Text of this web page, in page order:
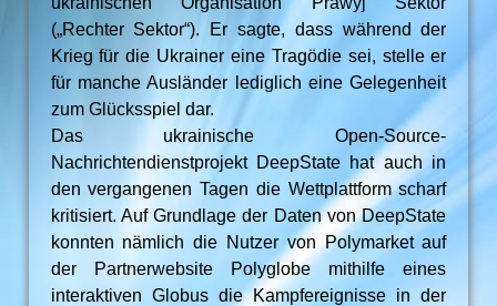
(„Rechter Sektor“). Er sagte, dass während der
Krieg für die Ukrainer eine Tragödie sei, stelle er
für manche Ausländer lediglich eine Gelegenheit
zum Glücksspiel dar.
Das ukrainische Open-Source-
Nachrichtendienstprojekt DeepState hat auch in
den vergangenen Tagen die Wettplattform scharf
kritisiert. Auf Grundlage der Daten von DeepState
konnten nämlich die Nutzer von Polymarket auf
der Partnerwebsite Polyglobe mithilfe eines
interaktiven Globus die Kampfereignisse in der